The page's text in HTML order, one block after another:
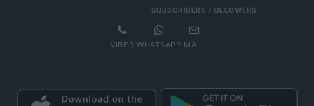
SUBSCRIBERS FOLLOWERS
VIBER WHATSAPP MAIL